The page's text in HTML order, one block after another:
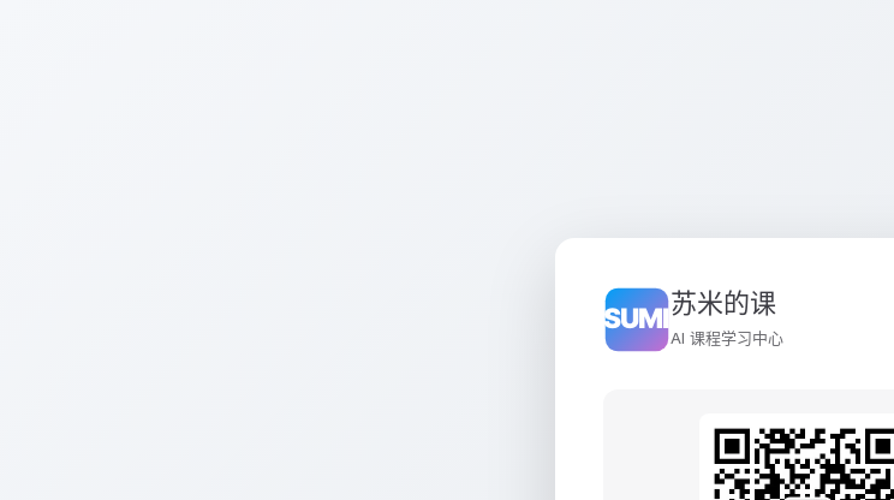
苏米的课
AI 课程学习中心